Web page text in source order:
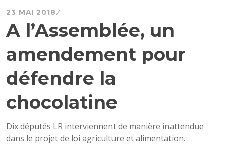
23 MAI 2018
A l’Assemblée, un
amendement pour
défendre la
chocolatine
Dix députés LR interviennent de manière inattendue
dans le projet de loi agriculture et alimentation.